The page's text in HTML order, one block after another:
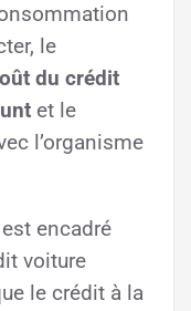
le
du crédit
et le
l’organisme
encadré
voiture
le crédit à la